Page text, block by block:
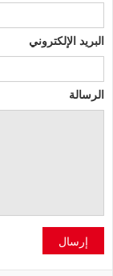
البريد الإلكتروني
الرسالة
إرسال